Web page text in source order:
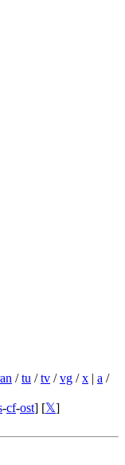
/tu /tv /vg /x | a /
-cf-ost] [𝕏]